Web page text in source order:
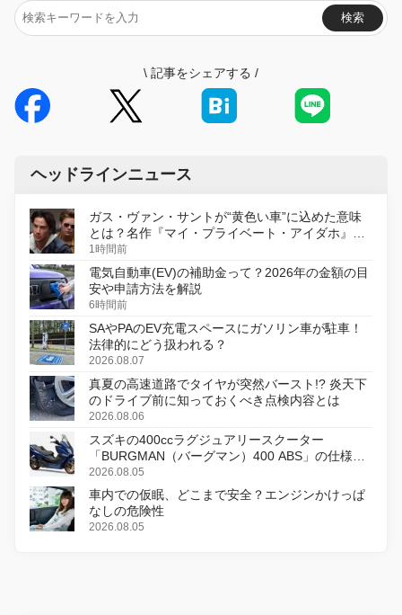
検索
\ 記事をシェアする /
ヘッドラインニュース
ガス・ヴァン・サントが“黄色い車”に込めた意味
とは？名作『マイ・プライベート・アイダホ』が
初のデジタルリマスター版で復活
1時間前
電気自動車(EV)の補助金って？2026年の金額の目
安や申請方法を解説
6時間前
SAやPAのEV充電スペースにガソリン車が駐車！
法律的にどう扱われる？
2026.08.07
真夏の高速道路でタイヤが突然バースト!? 炎天下
のドライブ前に知っておくべき点検内容とは
2026.08.06
スズキの400ccラグジュアリースクーター
「BURGMAN（バーグマン）400 ABS」の仕様を
変更し、8月18日に発売
2026.08.05
車内での仮眠、どこまで安全？エンジンかけっぱ
なしの危険性
2026.08.05